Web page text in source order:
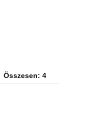
Összesen: 4